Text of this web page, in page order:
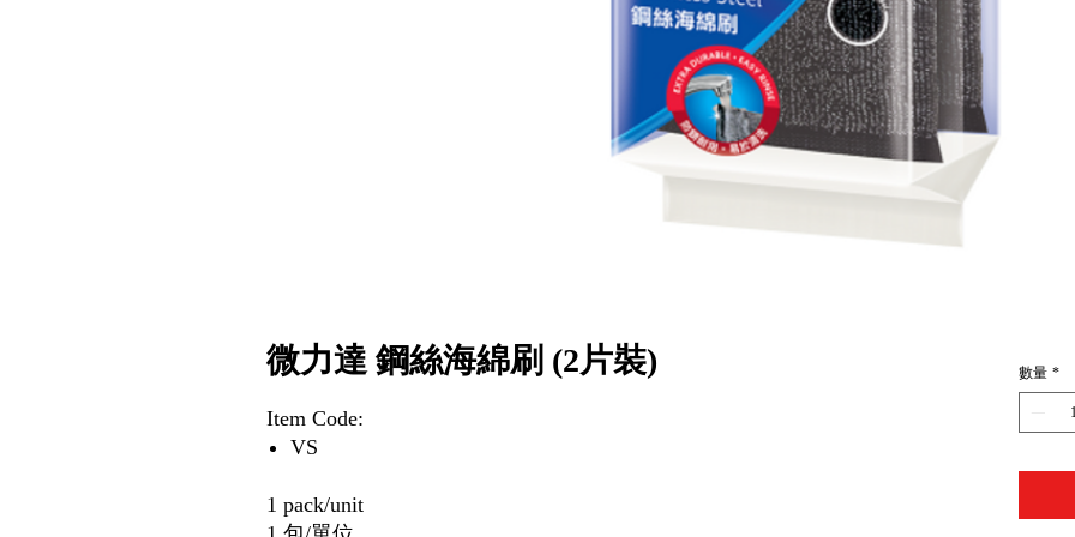
微力達 鋼絲海綿刷 (2片裝)
Item Code:
VS
1 pack/unit
數量 *